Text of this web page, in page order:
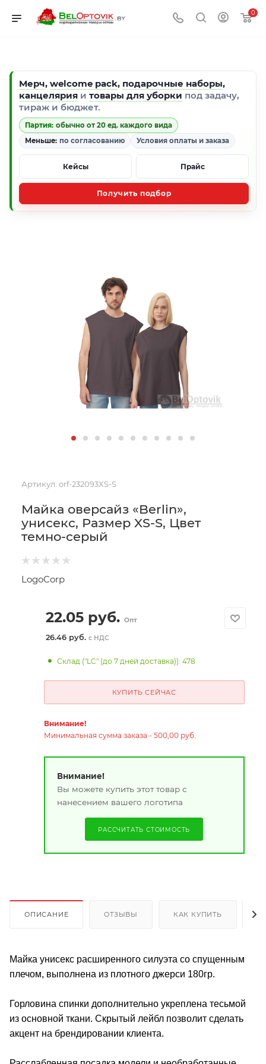
0
Мерч, welcome pack, подарочные наборы,
канцелярия и товары для уборки под задачу,
тираж и бюджет.
Партия: обычно от 20 ед. каждого вида
Меньше: по согласованию Условия оплаты и заказа
Кейсы Прайс
Получить подбор
Артикул: orf-232093XS-S
Майка оверсайз «Berlin»,
унисекс, Размер XS-S, Цвет
темно-серый
LogoCorp
22.05руб. Опт
26.46 руб. с НДС
Склад ("LC" (до 7 дней доставка)): 478
КУПИТЬ СЕЙЧАС
Внимание!
Минимальная сумма заказа - 500,00 руб.
Внимание!
Вы можете купить этот товар с
нанесением вашего логотипа
РАССЧИТАТЬ СТОИМОСТЬ
ОПИСАНИЕ ОТЗЫВЫ КАК КУПИТЬ
Майка унисекс расширенного силуэта со спущенным
плечом, выполнена из плотного джерси 180гр.
Горловина спинки дополнительно укреплена тесьмой
из основной ткани. Скрытый лейбл позволит сделать
акцент на брендировании клиента.